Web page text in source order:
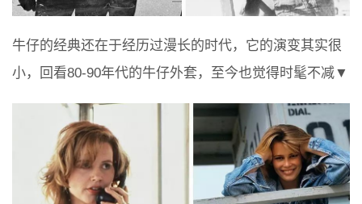
牛仔的经典还在于经历过漫长的时代，它的演变其实很
小，回看80-90年代的牛仔外套，至今也觉得时髦不减▼